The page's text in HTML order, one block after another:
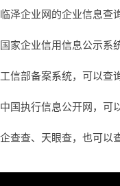
临泽企业网的企业信息查
国家企业信用信息公示系
工信部备案系统，可以查
中国执行信息公开网，可
企查查、天眼查，也可以